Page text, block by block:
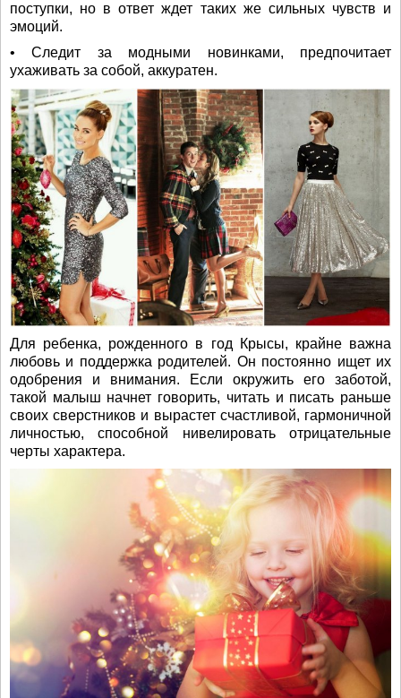
поступки, но в ответ ждет таких же сильных чувств и
эмоций.
• Следит за модными новинками, предпочитает
ухаживать за собой, аккуратен.
Для ребенка, рожденного в год Крысы, крайне важна
любовь и поддержка родителей. Он постоянно ищет их
одобрения и внимания. Если окружить его заботой,
такой малыш начнет говорить, читать и писать раньше
своих сверстников и вырастет счастливой, гармоничной
личностью, способной нивелировать отрицательные
черты характера.